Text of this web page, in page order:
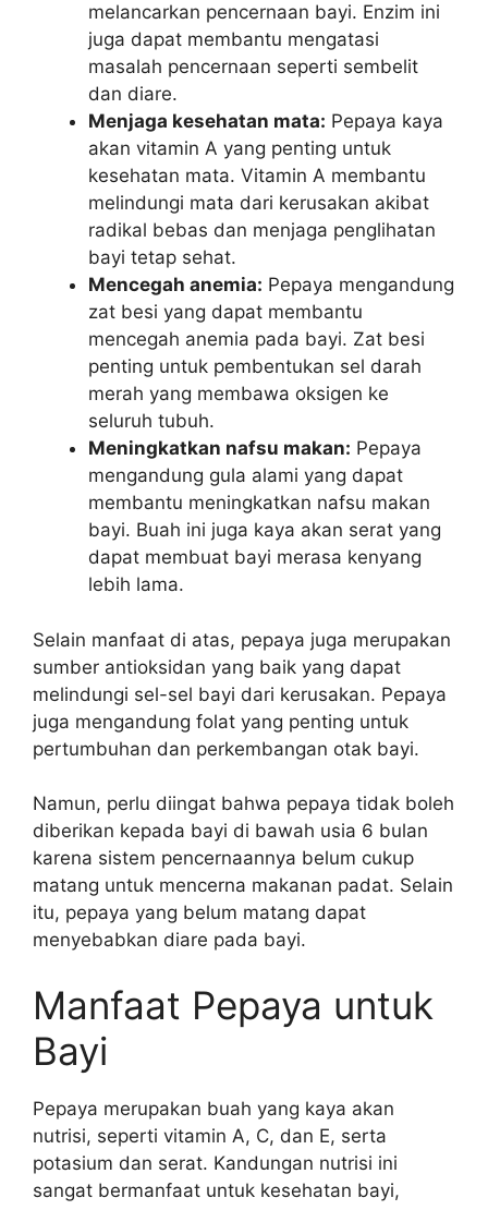
melancarkan pencernaan bayi. Enzim ini
juga dapat membantu mengatasi
masalah pencernaan seperti sembelit
dan diare.
Menjaga kesehatan mata: Pepaya kaya
akan vitamin A yang penting untuk
kesehatan mata. Vitamin A membantu
melindungi mata dari kerusakan akibat
radikal bebas dan menjaga penglihatan
bayi tetap sehat.
Mencegah anemia: Pepaya mengandung
zat besi yang dapat membantu
mencegah anemia pada bayi. Zat besi
penting untuk pembentukan sel darah
merah yang membawa oksigen ke
seluruh tubuh.
Meningkatkan nafsu makan: Pepaya
mengandung gula alami yang dapat
membantu meningkatkan nafsu makan
bayi. Buah ini juga kaya akan serat yang
dapat membuat bayi merasa kenyang
lebih lama.
Selain manfaat di atas, pepaya juga merupakan
sumber antioksidan yang baik yang dapat
melindungi sel-sel bayi dari kerusakan. Pepaya
juga mengandung folat yang penting untuk
pertumbuhan dan perkembangan otak bayi.
Namun, perlu diingat bahwa pepaya tidak boleh
diberikan kepada bayi di bawah usia 6 bulan
karena sistem pencernaannya belum cukup
matang untuk mencerna makanan padat. Selain
itu, pepaya yang belum matang dapat
menyebabkan diare pada bayi.
Manfaat Pepaya untuk
Bayi
Pepaya merupakan buah yang kaya akan
nutrisi, seperti vitamin A, C, dan E, serta
potasium dan serat. Kandungan nutrisi ini
sangat bermanfaat untuk kesehatan bayi,